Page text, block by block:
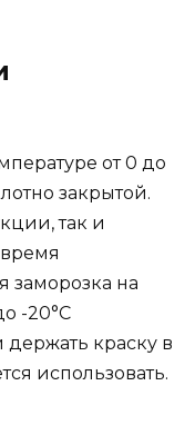
от 0 до
закрытой.
так и
заморозка на
-20°С
краску в
использовать.